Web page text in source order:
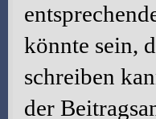
könnte sein,
schreiben
der